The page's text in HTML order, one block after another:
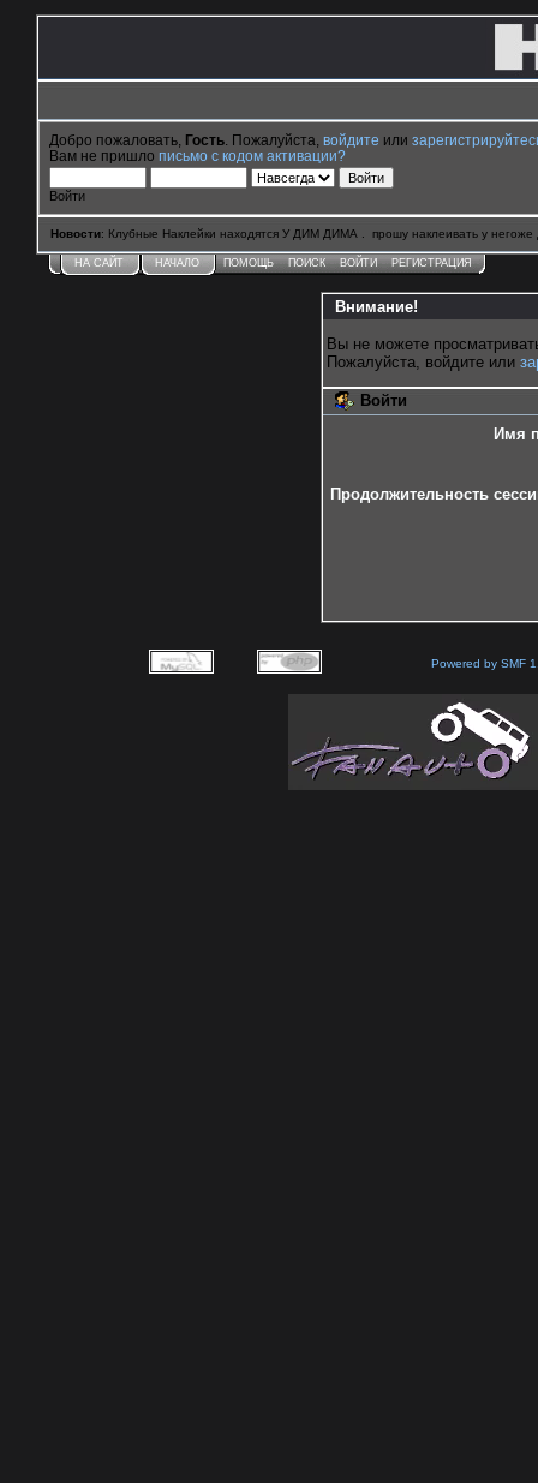
Добро пожаловать, Гость . Пожалуйста, войдите или
Вам не пришло письмо с кодом активации?
Войти
Новости: Клубные Наклейки находятся У ДИМ ДИМА . прошу наклеивать у негоже
НА САЙТ НАЧАЛО ПОМОЩЬ ПОИСК ВОЙТИ РЕГИСТРАЦИЯ
Внимание!
Вы не можете
Пожалуйста, войдите или
Войти
Имя
Продолжительность
Powered by SMF